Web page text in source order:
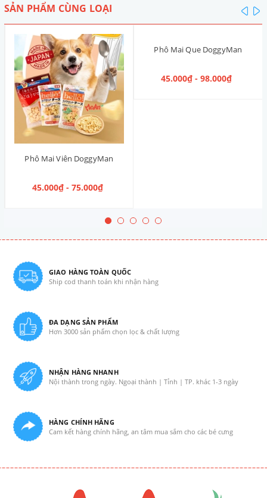
SẢN PHẨM CÙNG LOẠI
Phô Mai Viên DoggyMan
45.000₫ - 75.000₫
Phô Mai Que DoggyMan
45.000₫ - 98.000₫
GIAO HÀNG TOÀN QUỐC
Ship cod thanh toán khi nhận hàng
ĐA DẠNG SẢN PHẨM
Hơn 3000 sản phẩm chọn lọc & chất lượng
NHẬN HÀNG NHANH
Nội thành trong ngày. Ngoại thành | Tỉnh | TP. khác 1-3 ngày
HÀNG CHÍNH HÃNG
Cam kết hàng chính hãng, an tâm mua sắm cho các bé cưng